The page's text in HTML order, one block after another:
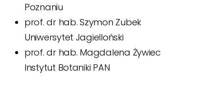
Poznaniu
prof. dr hab. Szymon Zubek
Uniwersytet Jagielloński
prof. dr hab. Magdalena Żywiec
Instytut Botaniki PAN